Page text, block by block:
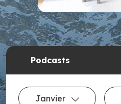
Podcasts
Janvier